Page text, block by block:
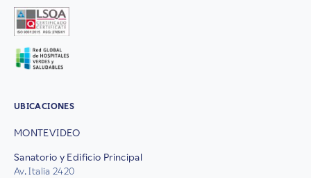
UBICACIONES
MONTEVIDEO
Sanatorio y Edificio Principal
Av. Italia 2420